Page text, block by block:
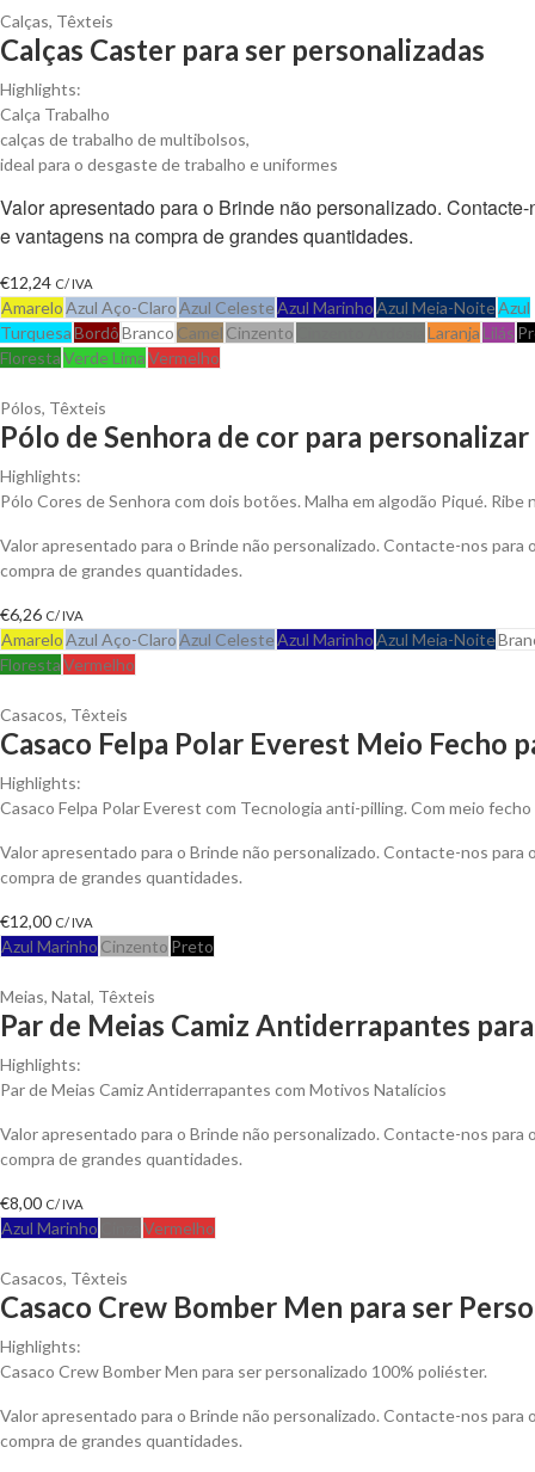
Calças, Têxteis
Calças Caster para ser personalizadas
Highlights:
Calça Trabalho
calças de trabalho de multibolsos,
ideal para o desgaste de trabalho e uniformes
Valor apresentado para o Brinde não personalizado.
e vantagens na compra de grandes quantidades.
€12,24 C/ IVA
AmareloAzul Aço-ClaroAzul CelesteAzul MarinhoAzul Meia-NoiteAzul
TurquesaBordôBranco Camel Cinzento Laranja Lilás
FlorestaVerde LimaVermelho
Pólos, Têxteis
Pólo de Senhora de cor para personalizar
Highlights:
Pólo Cores de Senhora com dois botões. Malha em algodão Piqué.
Valor apresentado para o Brinde não personalizado. Contacte-nos para
compra de grandes quantidades.
€6,26 C/ IVA
AmareloAzul Aço-ClaroAzul CelesteAzul MarinhoAzul Meia-Noite
FlorestaVermelho
Casacos, Têxteis
Casaco Felpa Polar Everest Meio Fecho
Highlights:
Casaco Felpa Polar Everest com Tecnologia anti-pilling. Com meio
Valor apresentado para o Brinde não personalizado. Contacte-nos para
compra de grandes quantidades.
€12,00 C/ IVA
Azul Marinho Cinzento Preto
Meias, Natal, Têxteis
Par de Meias Camiz Antiderrapantes
Highlights:
Par de Meias Camiz Antiderrapantes com Motivos Natalícios
Valor apresentado para o Brinde não personalizado. Contacte-nos para
compra de grandes quantidades.
€8,00 C/ IVA
Azul Marinho Vermelho
Casacos, Têxteis
Casaco Crew Bomber Men para ser
Highlights:
Casaco Crew Bomber Men para ser personalizado 100% poliéster.
Valor apresentado para o Brinde não personalizado. Contacte-nos para
compra de grandes quantidades.